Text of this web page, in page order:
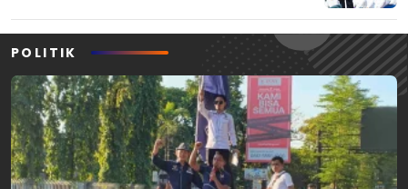
POLITIK